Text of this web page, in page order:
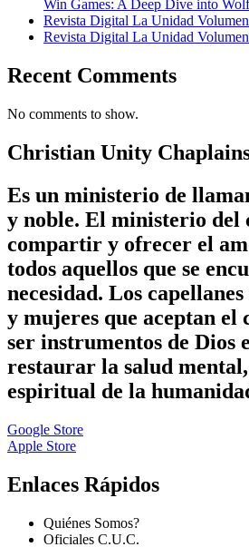
Win Games: A Deep Dive into
Revista Digital La Unidad
Revista Digital La Unidad
Recent Comments
No comments to show.
Christian Unity
Es un ministerio de
y noble. El ministerio del
compartir y ofrecer el
todos aquellos que se
necesidad. Los
y mujeres que aceptan el
ser instrumentos de Dios
restaurar la salud
espiritual de la
Google Store
Apple Store
Enlaces Rápidos
Quiénes Somos?
Oficiales C.U.C.